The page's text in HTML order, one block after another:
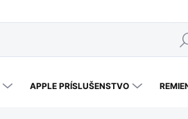
APPLE PRÍSLUŠENSTVO